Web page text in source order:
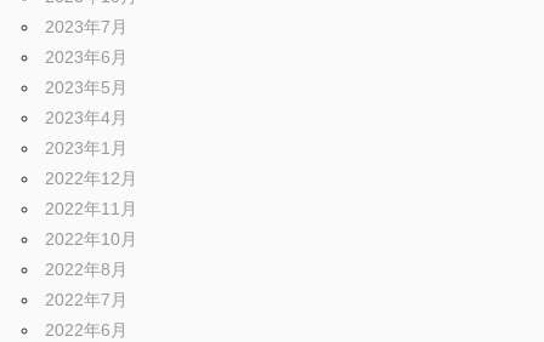
2023年7月
2023年6月
2023年5月
2023年4月
2023年1月
2022年12月
2022年11月
2022年10月
2022年8月
2022年7月
2022年6月